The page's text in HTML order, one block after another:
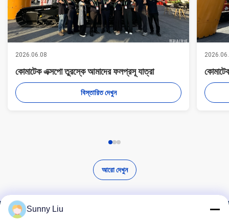
2026.06.08
কোমাটেক এক্সপো তুরস্কে আমাদের ফলপ্রসূ যাত্রা
বিস্তারিত দেখুন
আরো দেখুন
Sunny Liu